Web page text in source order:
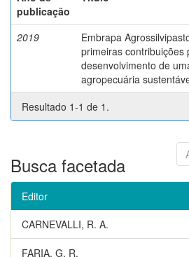
publicação
2019
Embrapa
primeiras contribuições
desenvolvimento de
agropecuária
Resultado 1-1 de 1.
Busca facetada
Editor
CARNEVALLI, R. A.
FARIA, G. R.